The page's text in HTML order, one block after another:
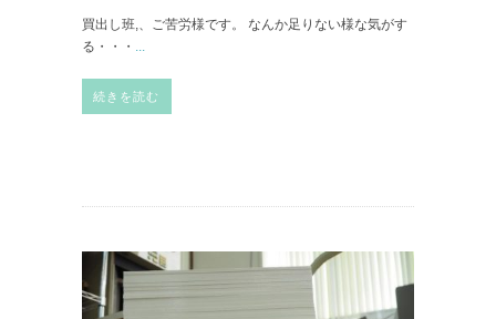
買出し班,、ご苦労様です。 なんか足りない様な気がす
る・・・ ...
続きを読む